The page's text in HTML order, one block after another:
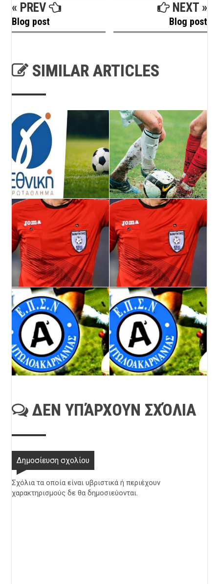
« PREV
Blog post
NEXT »
Blog post
SIMILAR ARTICLES
ΔΕΝ ΥΠΆΡΧΟΥΝ ΣΧΌΛΙΑ
Δημοσίευση σχολίου
Σχόλια τα οποία είναι υβριστικά ή περιέχουν
χαρακτηρισμούς δε θα δημοσιεύονται.